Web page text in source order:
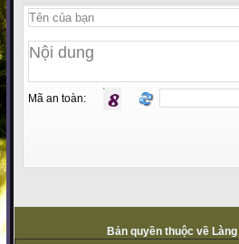
Mã an toàn:
Bản quyền thuộc về